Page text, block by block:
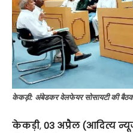
केकड़ी: अंबेडकर वेलफेयर सोसायटी की बैठक
केकड़ी,03 अप्रैल (आदित्य